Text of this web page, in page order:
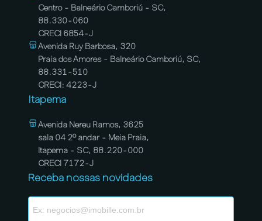
Centro - Balneário Camboriú - SC,
88.330-060
CRECI 6854-J
Avenida Ruy Barbosa, 320
Praia dos Amores - Balneário Camboriú, SC,
88.331-510
CRECI: 4223-J
Itapema
Avenida Nereu Ramos, 3625
sala 04 2º andar - Meia Praia,
Itapema - SC, 88.220-000
CRECI 7172-J
Receba nossas novidades